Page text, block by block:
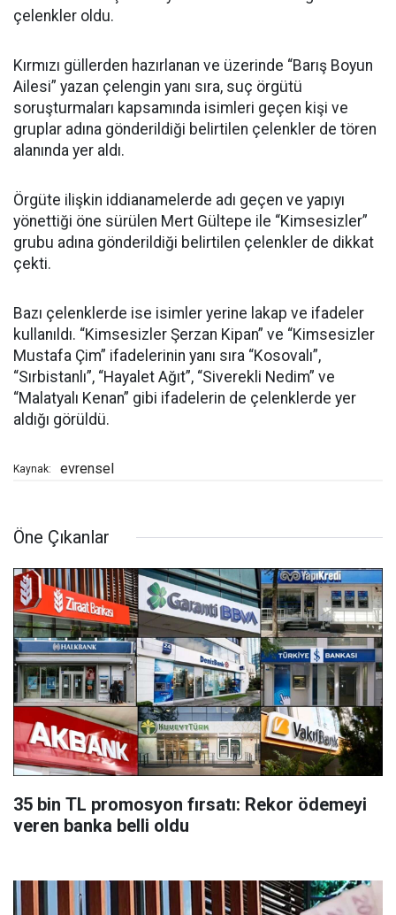
çelenkler oldu.
Kırmızı güllerden hazırlanan ve üzerinde “Barış Boyun
Ailesi” yazan çelengin yanı sıra, suç örgütü
soruşturmaları kapsamında isimleri geçen kişi ve
gruplar adına gönderildiği belirtilen çelenkler de tören
alanında yer aldı.
Örgüte ilişkin iddianamelerde adı geçen ve yapıyı
yönettiği öne sürülen Mert Gültepe ile “Kimsesizler”
grubu adına gönderildiği belirtilen çelenkler de dikkat
çekti.
Bazı çelenklerde ise isimler yerine lakap ve ifadeler
kullanıldı. “Kimsesizler Şerzan Kipan” ve “Kimsesizler
Mustafa Çim” ifadelerinin yanı sıra “Kosovalı”,
“Sırbistanlı”, “Hayalet Ağıt”, “Siverekli Nedim” ve
“Malatyalı Kenan” gibi ifadelerin de çelenklerde yer
aldığı görüldü.
Kaynak: evrensel
Öne Çıkanlar
35 bin TL promosyon fırsatı: Rekor ödemeyi
veren banka belli oldu